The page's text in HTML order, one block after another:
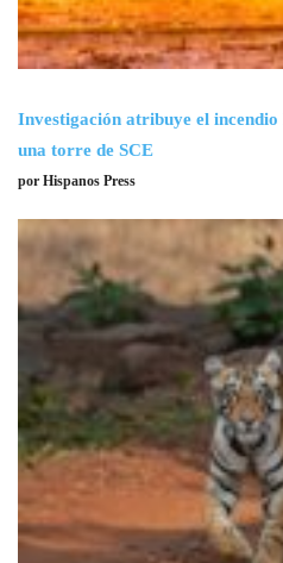
Investigación atribuye el
una torre de SCE
por Hispanos Press